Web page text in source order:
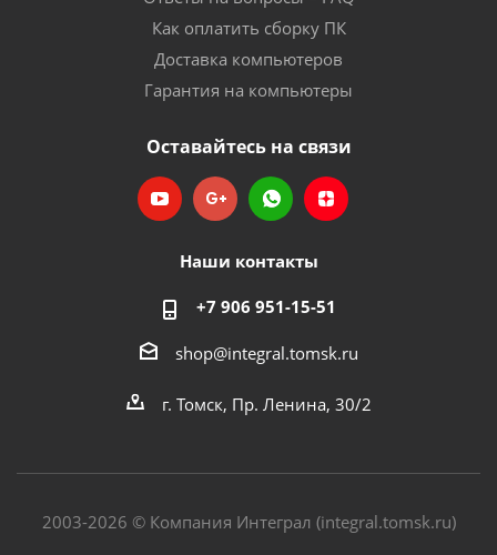
Как оплатить сборку ПК
Доставка компьютеров
Гарантия на компьютеры
Оставайтесь на связи
Наши контакты
+7 906 951-15-51
shop@integral.tomsk.ru
г. Томск, Пр. Ленина, 30/2
2003-2026 © Компания Интеграл (integral.tomsk.ru)